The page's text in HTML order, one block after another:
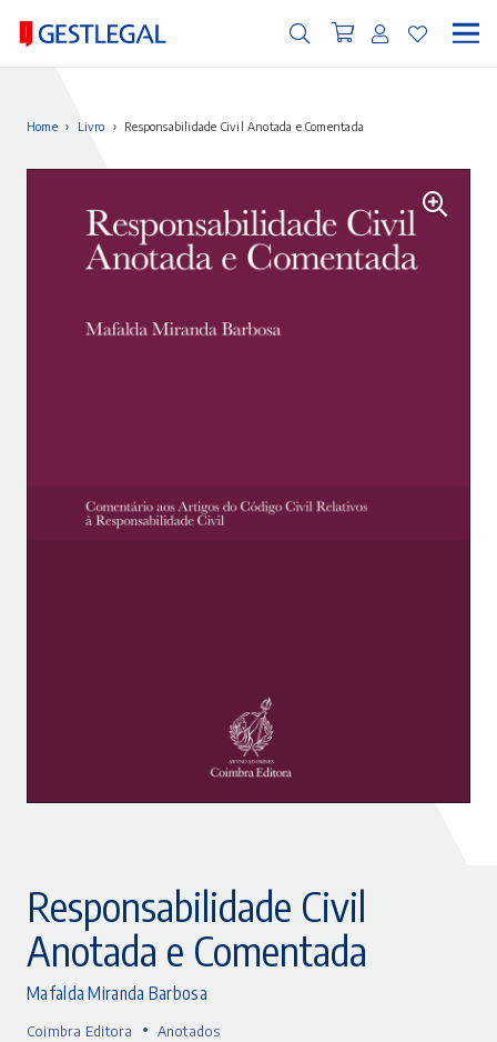
Home › Livro › Responsabilidade Civil Anotada e Comentada
Responsabilidade Civil
Anotada e Comentada
Mafalda Miranda Barbosa
Coimbra Editora • Anotados